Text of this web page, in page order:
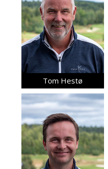
Tom Hestø